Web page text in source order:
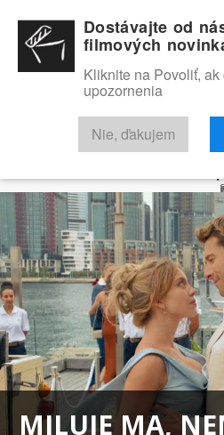
RECENZIE TRAILERY
MILUJE MA,
Dostávajte od
filmových
Kliknite na Povoliť,
upozornenia
Nie, ďakujem